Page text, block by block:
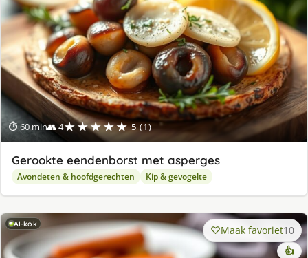
⏱ 60 min👥 4★★★★★ 5 (1)
Gerookte eendenborst met asperges
Avondeten & hoofdgerechten Kip & gevogelte
AI-kok Maak favoriet10
👍